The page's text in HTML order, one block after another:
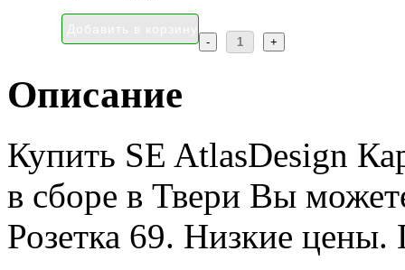
Описание
Купить SE AtlasDesign
в сборе в Твери Вы
Розетка 69. Низкие цены.